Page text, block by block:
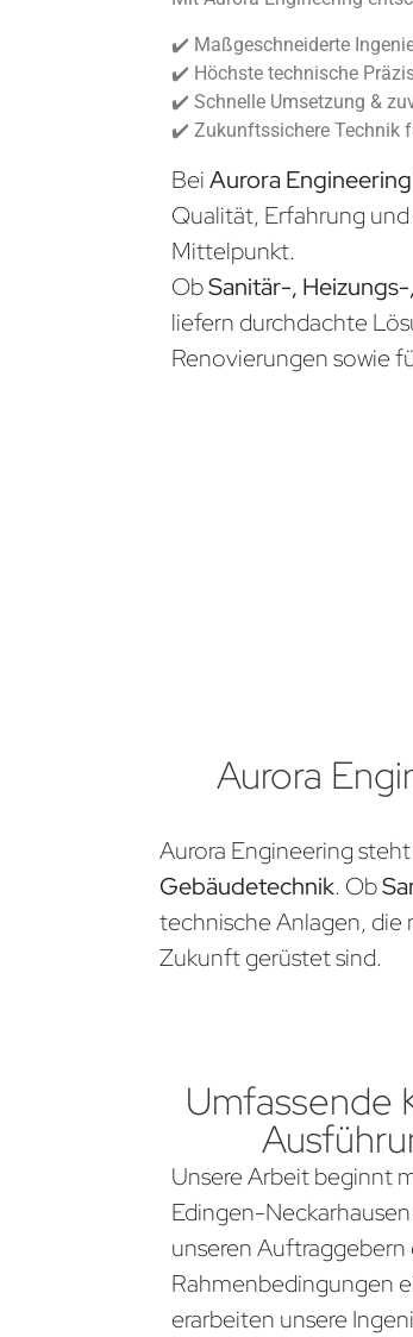
✔️ Maßgeschneiderte
✔️ Höchste technische
✔️ Schnelle Umsetzung &
✔️ Zukunftssichere Technik
BeiAurora
Qualität, Erfahrung
Mittelpunkt.
ObSanitär-,
liefern durchdachte
Renovierungen sowie
Aurora
Aurora Engineering
Gebäudetechnik. Ob
technische Anlagen,
Zukunft gerüstet sind.
Umfassende
Unsere Arbeit beginnt
Edingen-
unseren
Rahmenbedingungen
erarbeiten unsere